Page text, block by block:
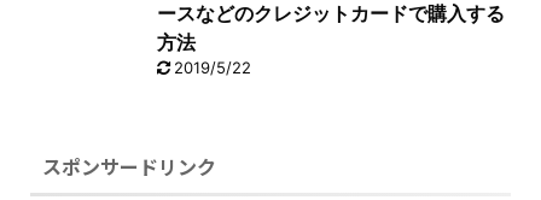
ースなどのクレジットカードで購入する
方法
2019/5/22
スポンサードリンク